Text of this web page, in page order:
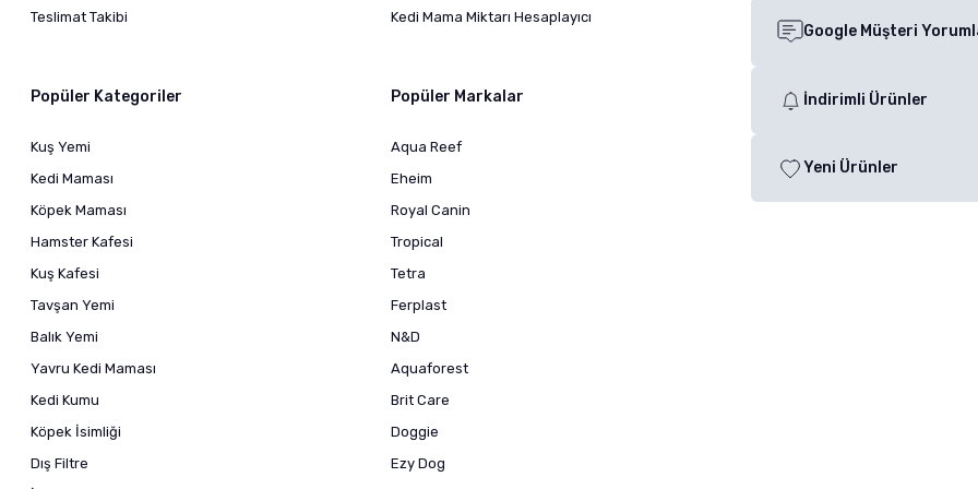
Teslimat Takibi Kedi Mama Miktarı Hesaplayıcı
Popüler Kategoriler
Kuş Yemi
Kedi Maması
Köpek Maması
Hamster Kafesi
Kuş Kafesi
Tavşan Yemi
Balık Yemi
Yavru Kedi Maması
Kedi Kumu
Köpek İsimliği
Dış Filtre
Popüler Markalar
Aqua Reef
Eheim
Royal Canin
Tropical
Tetra
Ferplast
N&D
Aquaforest
Brit Care
Doggie
Ezy Dog
Google Müşteri
İndirimli Ürünler
Yeni Ürünler